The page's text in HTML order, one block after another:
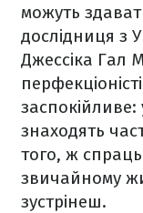
можуть
дослідниця з
Джессіка Гал
заспокійливе:
знаходять
того, ж
звичайному
зустрінеш.